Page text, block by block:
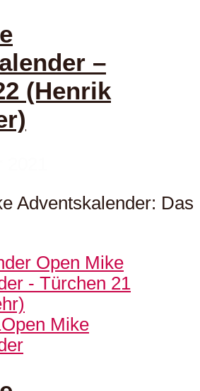
–
(Henrik
Adventskalender: Das
Open Mike